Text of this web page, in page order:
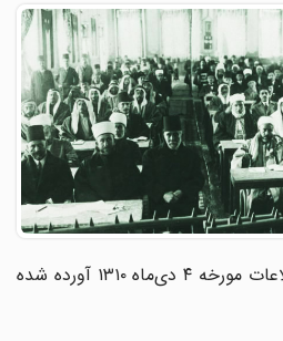
متن ذیل عیناً از روزنامه اطلاعات مورخه ۴ دی‌ماه ۱۳۱۰ آورده شده